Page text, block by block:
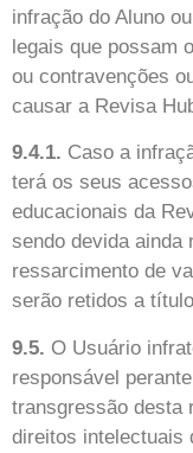
infração do Aluno
legais que possam
ou contravenções
causar a Revisa
9.4.1. Caso a
terá os seus
educacionais da
sendo devida ainda
ressarcimento de
serão retidos a
9.5. O Usuário
responsável
transgressão desta
direitos intelectuais